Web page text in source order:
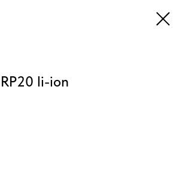
li-ion